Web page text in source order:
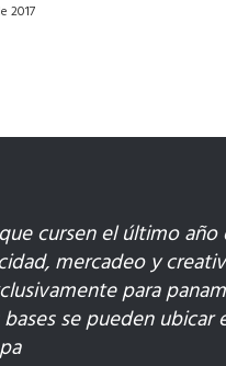
2017
cursen el último año
mercadeo y
para
se pueden ubicar